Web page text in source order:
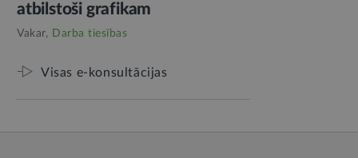
atbilstoši grafikam
Vakar, Darba tiesības
Visas e-konsultācijas